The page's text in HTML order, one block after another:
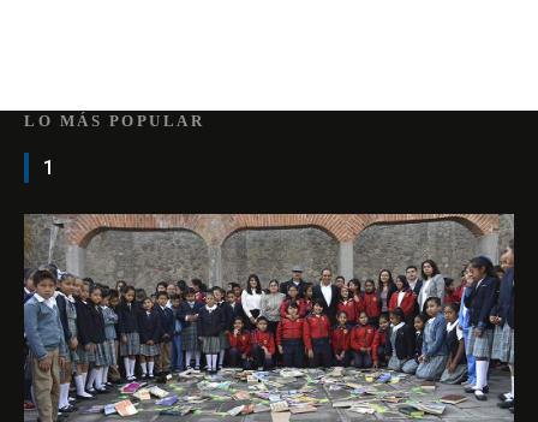
LO MÁS POPULAR
1